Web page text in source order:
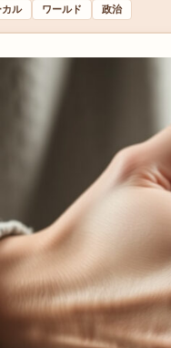
カル ワールド 政治